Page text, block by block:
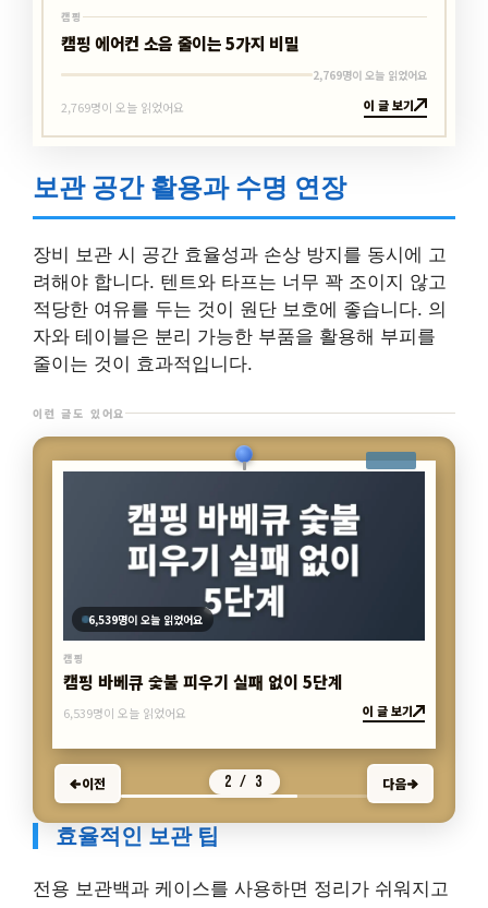
캠핑
캠핑 에어컨 소음 줄이는 5가지 비밀
2,769명이 오늘 읽었어요
2,769명이 오늘 읽었어요 이 글 보기
보관 공간 활용과 수명 연장
장비 보관 시 공간 효율성과 손상 방지를 동시에 고
려해야 합니다. 텐트와 타프는 너무 꽉 조이지 않고
적당한 여유를 두는 것이 원단 보호에 좋습니다. 의
자와 테이블은 분리 가능한 부품을 활용해 부피를
줄이는 것이 효과적입니다.
이런 글도 있어요
6,539명이 오늘 읽었어요
캠핑
캠핑 바베큐 숯불 피우기 실패 없이 5단계
6,539명이 오늘 읽었어요 이 글 보기
이전 2 / 3 다음
효율적인 보관 팁
전용 보관백과 케이스를 사용하면 정리가 쉬워지고